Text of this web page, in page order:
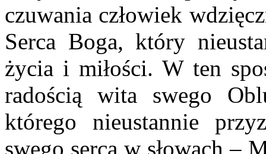
czuwania człowiek
Serca Boga, który
życia i miłości. W ten
radością wita swego
którego nieustannie
swego serca w słowach –